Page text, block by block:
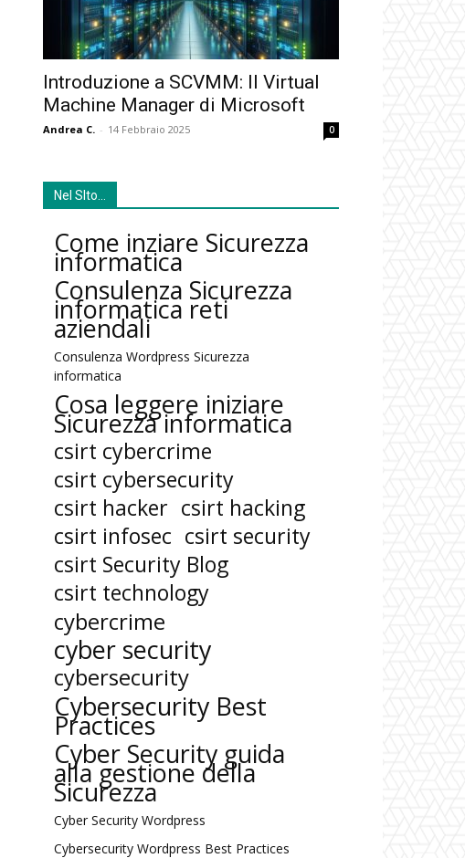
Introduzione a SCVMM: Il Virtual
Machine Manager di Microsoft
Andrea C. - 14 Febbraio 2025 0
Nel SIto…
Come inziare Sicurezza
informatica
Consulenza Sicurezza
informatica reti
aziendali
Consulenza Wordpress Sicurezza
informatica
Cosa leggere iniziare
Sicurezza informatica
csirt cybercrime
csirt cybersecurity
csirt hacker csirt hacking
csirt infosec csirt security
csirt Security Blog
csirt technology
cybercrime
cyber security
cybersecurity
Cybersecurity Best
Practices
Cyber Security guida
alla gestione della
Sicurezza
Cyber Security Wordpress
Cybersecurity Wordpress Best Practices